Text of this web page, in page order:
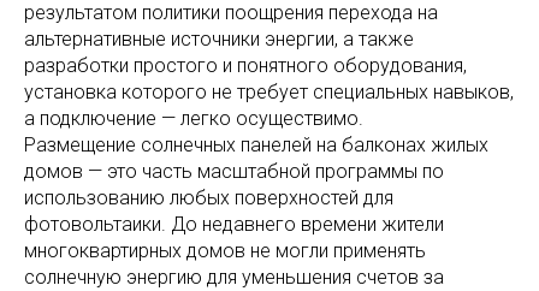
результатом политики поощрения перехода на
альтернативные источники энергии, а также
разработки простого и понятного оборудования,
установка которого не требует специальных навыков,
а подключение — легко осуществимо.
Размещение солнечных панелей на балконах жилых
домов — это часть масштабной программы по
использованию любых поверхностей для
фотовольтаики. До недавнего времени жители
многоквартирных домов не могли применять
солнечную энергию для уменьшения счетов за